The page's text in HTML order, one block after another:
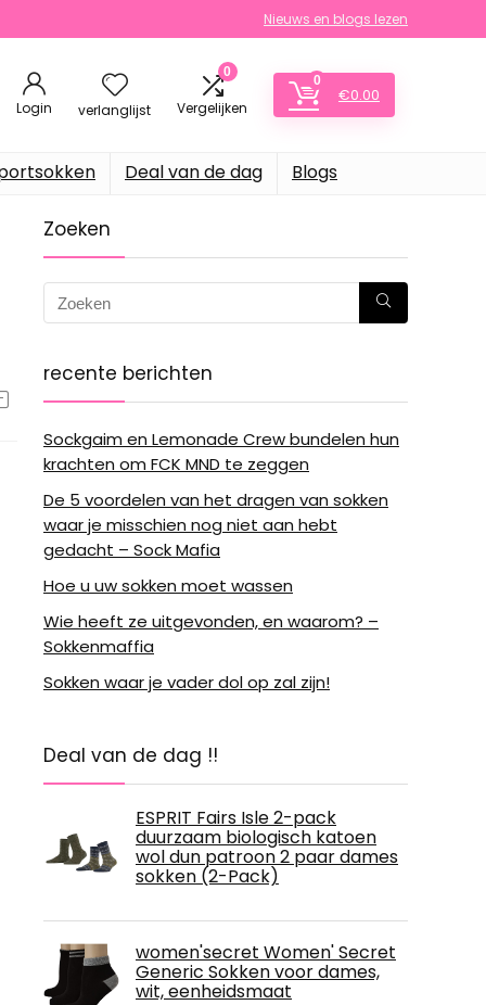
Nieuws en blogs lezen
Login verlanglijst
0
Vergelijken
0
€0.00
Deal van de dag Blogs
Zoeken
recente berichten
Sockgaim en Lemonade Crew bundelen hun
krachten om FCK MND te zeggen
De 5 voordelen van het dragen van sokken
waar je misschien nog niet aan hebt
gedacht – Sock Mafia
Hoe u uw sokken moet wassen
Wie heeft ze uitgevonden, en waarom? –
Sokkenmaffia
Sokken waar je vader dol op zal zijn!
Deal van de dag !!
ESPRIT Fairs Isle 2-pack
duurzaam biologisch katoen
wol dun patroon 2 paar dames
sokken (2-Pack)
women'secret Women' Secret
Generic Sokken voor dames,
wit, eenheidsmaat